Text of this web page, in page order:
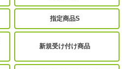
指定商品S
新規受け付け商品